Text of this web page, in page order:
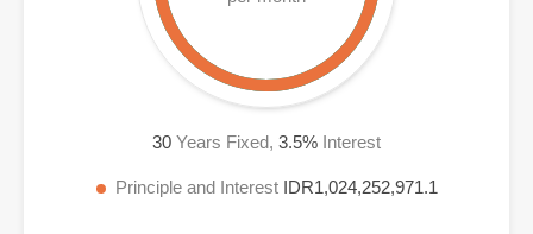
30 Years Fixed, 3.5% Interest
Principle and Interest IDR1,024,252,971.1